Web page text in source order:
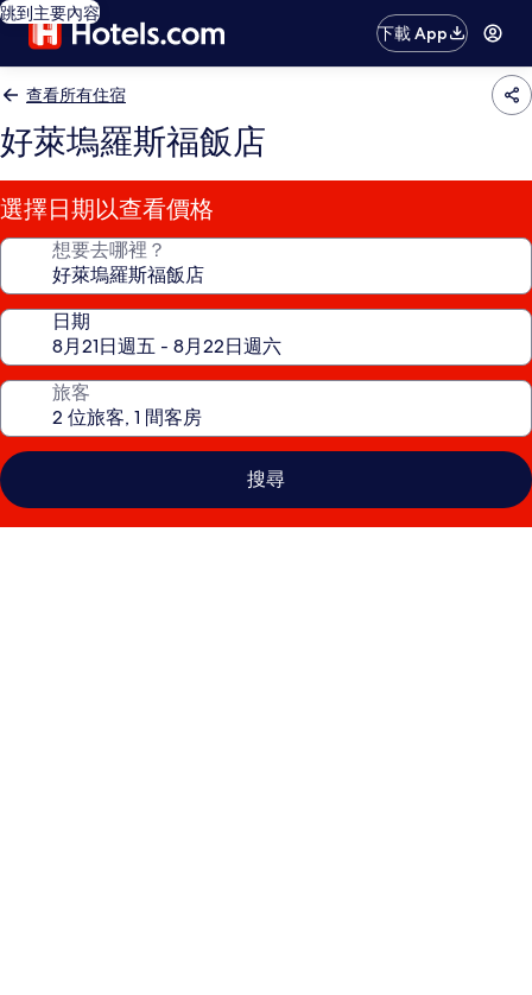
跳到主要內容
下載 App
查看所有住宿
好萊塢羅斯福飯店
選擇日期以查看價格
想要去哪裡？
日期
旅客
搜尋